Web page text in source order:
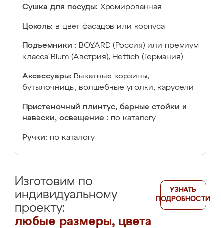
Сушка для посуды: Хромированная
Цоколь: в цвет фасадов или корпуса
Подъемники : BOYARD (Россия) или премиум
класса Blum (Австрия), Hettich (Германия)
Аксессуары: Выкатные корзины,
бутылочницы, волшебные уголки, карусели
Пристеночный плинтус, барные стойки и
навески, освещение : по каталогу
Ручки: по каталогу
Изготовим по
индивидуальному
проекту:
любые размеры, цвета
УЗНАТЬ
ПОДРОБНОСТИ